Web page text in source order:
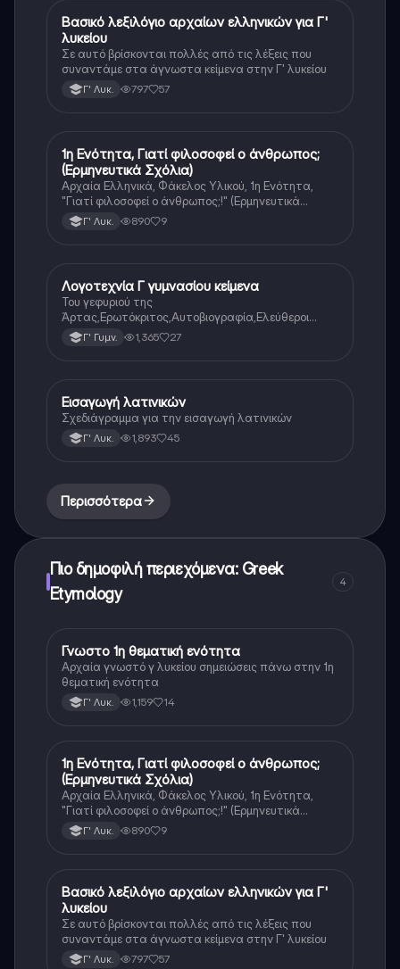
Αρχαία Ελληνικά
Βασικό λεξιλόγιο αρχαίων ελληνικών για Γ'
λυκείου
Σε αυτό βρίσκονται πολλές από τις λέξεις που
συναντάμε στα άγνωστα κείμενα στην Γ' λυκείου
Γ' Λυκ. 797 57
Αρχαία Ελληνικά
1η Ενότητα, Γιατί φιλοσοφεί ο άνθρωπος;
(Ερμηνευτικά Σχόλια)
Αρχαία Ελληνικά, Φάκελος Υλικού, 1η Ενότητα,
"Γιατί φιλοσοφεί ο άνθρωπος;!" (Ερμηνευτικά
Σχόλια, Μετάφραση & Ασκήσεις)
Γ' Λυκ. 890 9
Νέα Ελληνικά
Λογοτεχνία Γ γυμνασίου κείμενα
Του γεφυριού της
Άρτας,Ερωτόκριτος,Αυτοβιογραφία,Ελεύθεροι
Πολιορκημένοι,Όσο μπορείς,Γιατί μ’αγάπησες,Ένας
ρώσος συνταγματάρχης στη Λάρισα,Ο Παχύς και ο
Γ' Γυμν. 1,365 27
Λατινικά
Εισαγωγή λατινικών
Σχεδιάγραμμα για την εισαγωγή λατινικών
Γ' Λυκ. 1,893 45
Περισσότερα
Πιο δημοφιλή περιεχόμενα: Greek
Etymology
4
Αρχαία Ελληνικά (Ανθρ.)
Γνωστο 1η θεματική ενότητα
Αρχαία γνωστό γ λυκείου σημειώσεις πάνω στην 1η
θεματική ενότητα
Γ' Λυκ. 1,159 14
Αρχαία Ελληνικά
1η Ενότητα, Γιατί φιλοσοφεί ο άνθρωπος;
(Ερμηνευτικά Σχόλια)
Αρχαία Ελληνικά, Φάκελος Υλικού, 1η Ενότητα,
"Γιατί φιλοσοφεί ο άνθρωπος;!" (Ερμηνευτικά
Σχόλια, Μετάφραση & Ασκήσεις)
Γ' Λυκ. 890 9
Αρχαία Ελληνικά
Βασικό λεξιλόγιο αρχαίων ελληνικών για Γ'
λυκείου
Σε αυτό βρίσκονται πολλές από τις λέξεις που
συναντάμε στα άγνωστα κείμενα στην Γ' λυκείου
Γ' Λυκ. 797 57